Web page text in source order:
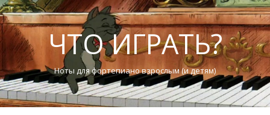
ЧТО ИГРАТЬ?
Ноты для фортепиано взрослым (и детям)